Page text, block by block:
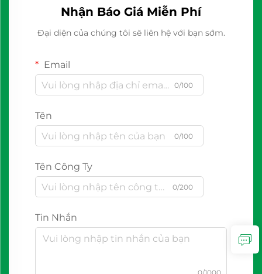
Nhận Báo Giá Miễn Phí
Đại diện của chúng tôi sẽ liên hệ với bạn sớm.
Email
0/100
Tên
0/100
Tên Công Ty
0/200
Tin Nhắn